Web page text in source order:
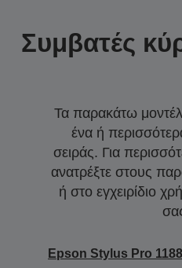
Συμβατές
Τα παρακάτω
ένα ή
σειράς. Για
ανατρέξτε στους
ή στο εγχειρίδιο
Epson Stylus Pro